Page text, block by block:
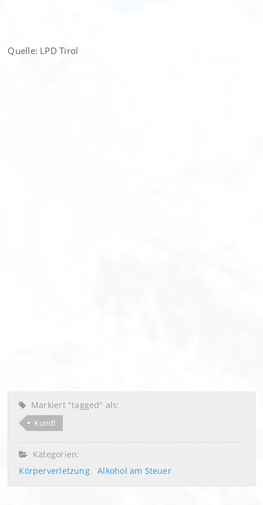
Quelle: LPD Tirol
Markiert "tagged" als:
Kundl
Kategorien:
Körperverletzung
Alkohol am Steuer